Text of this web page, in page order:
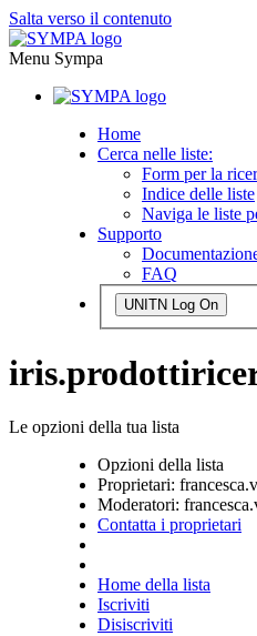
Salta verso il contenuto
Menu Sympa
Home
Cerca nelle liste:
Form per la
Indice delle liste
Naviga le liste
Supporto
FAQ
UNITN Log On
Le opzioni della tua lista
Opzioni della lista
Proprietari:
Moderatori:
Contatta i proprietari
Home della lista
Iscriviti
Disiscriviti